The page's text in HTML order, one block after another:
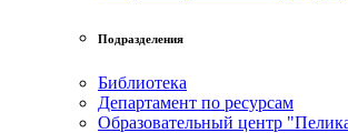
Подразделения
Библиотека
Департамент по ресурсам
Образовательный центр